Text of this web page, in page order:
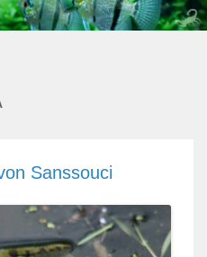
Sanssouci